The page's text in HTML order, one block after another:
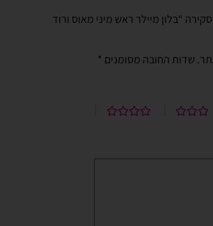
“בלון מיילר ראש מיני מאוס ורוד
שדות החובה מסומנים *